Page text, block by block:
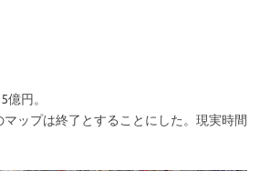
円。
ップは終了とすることにした。現実時間